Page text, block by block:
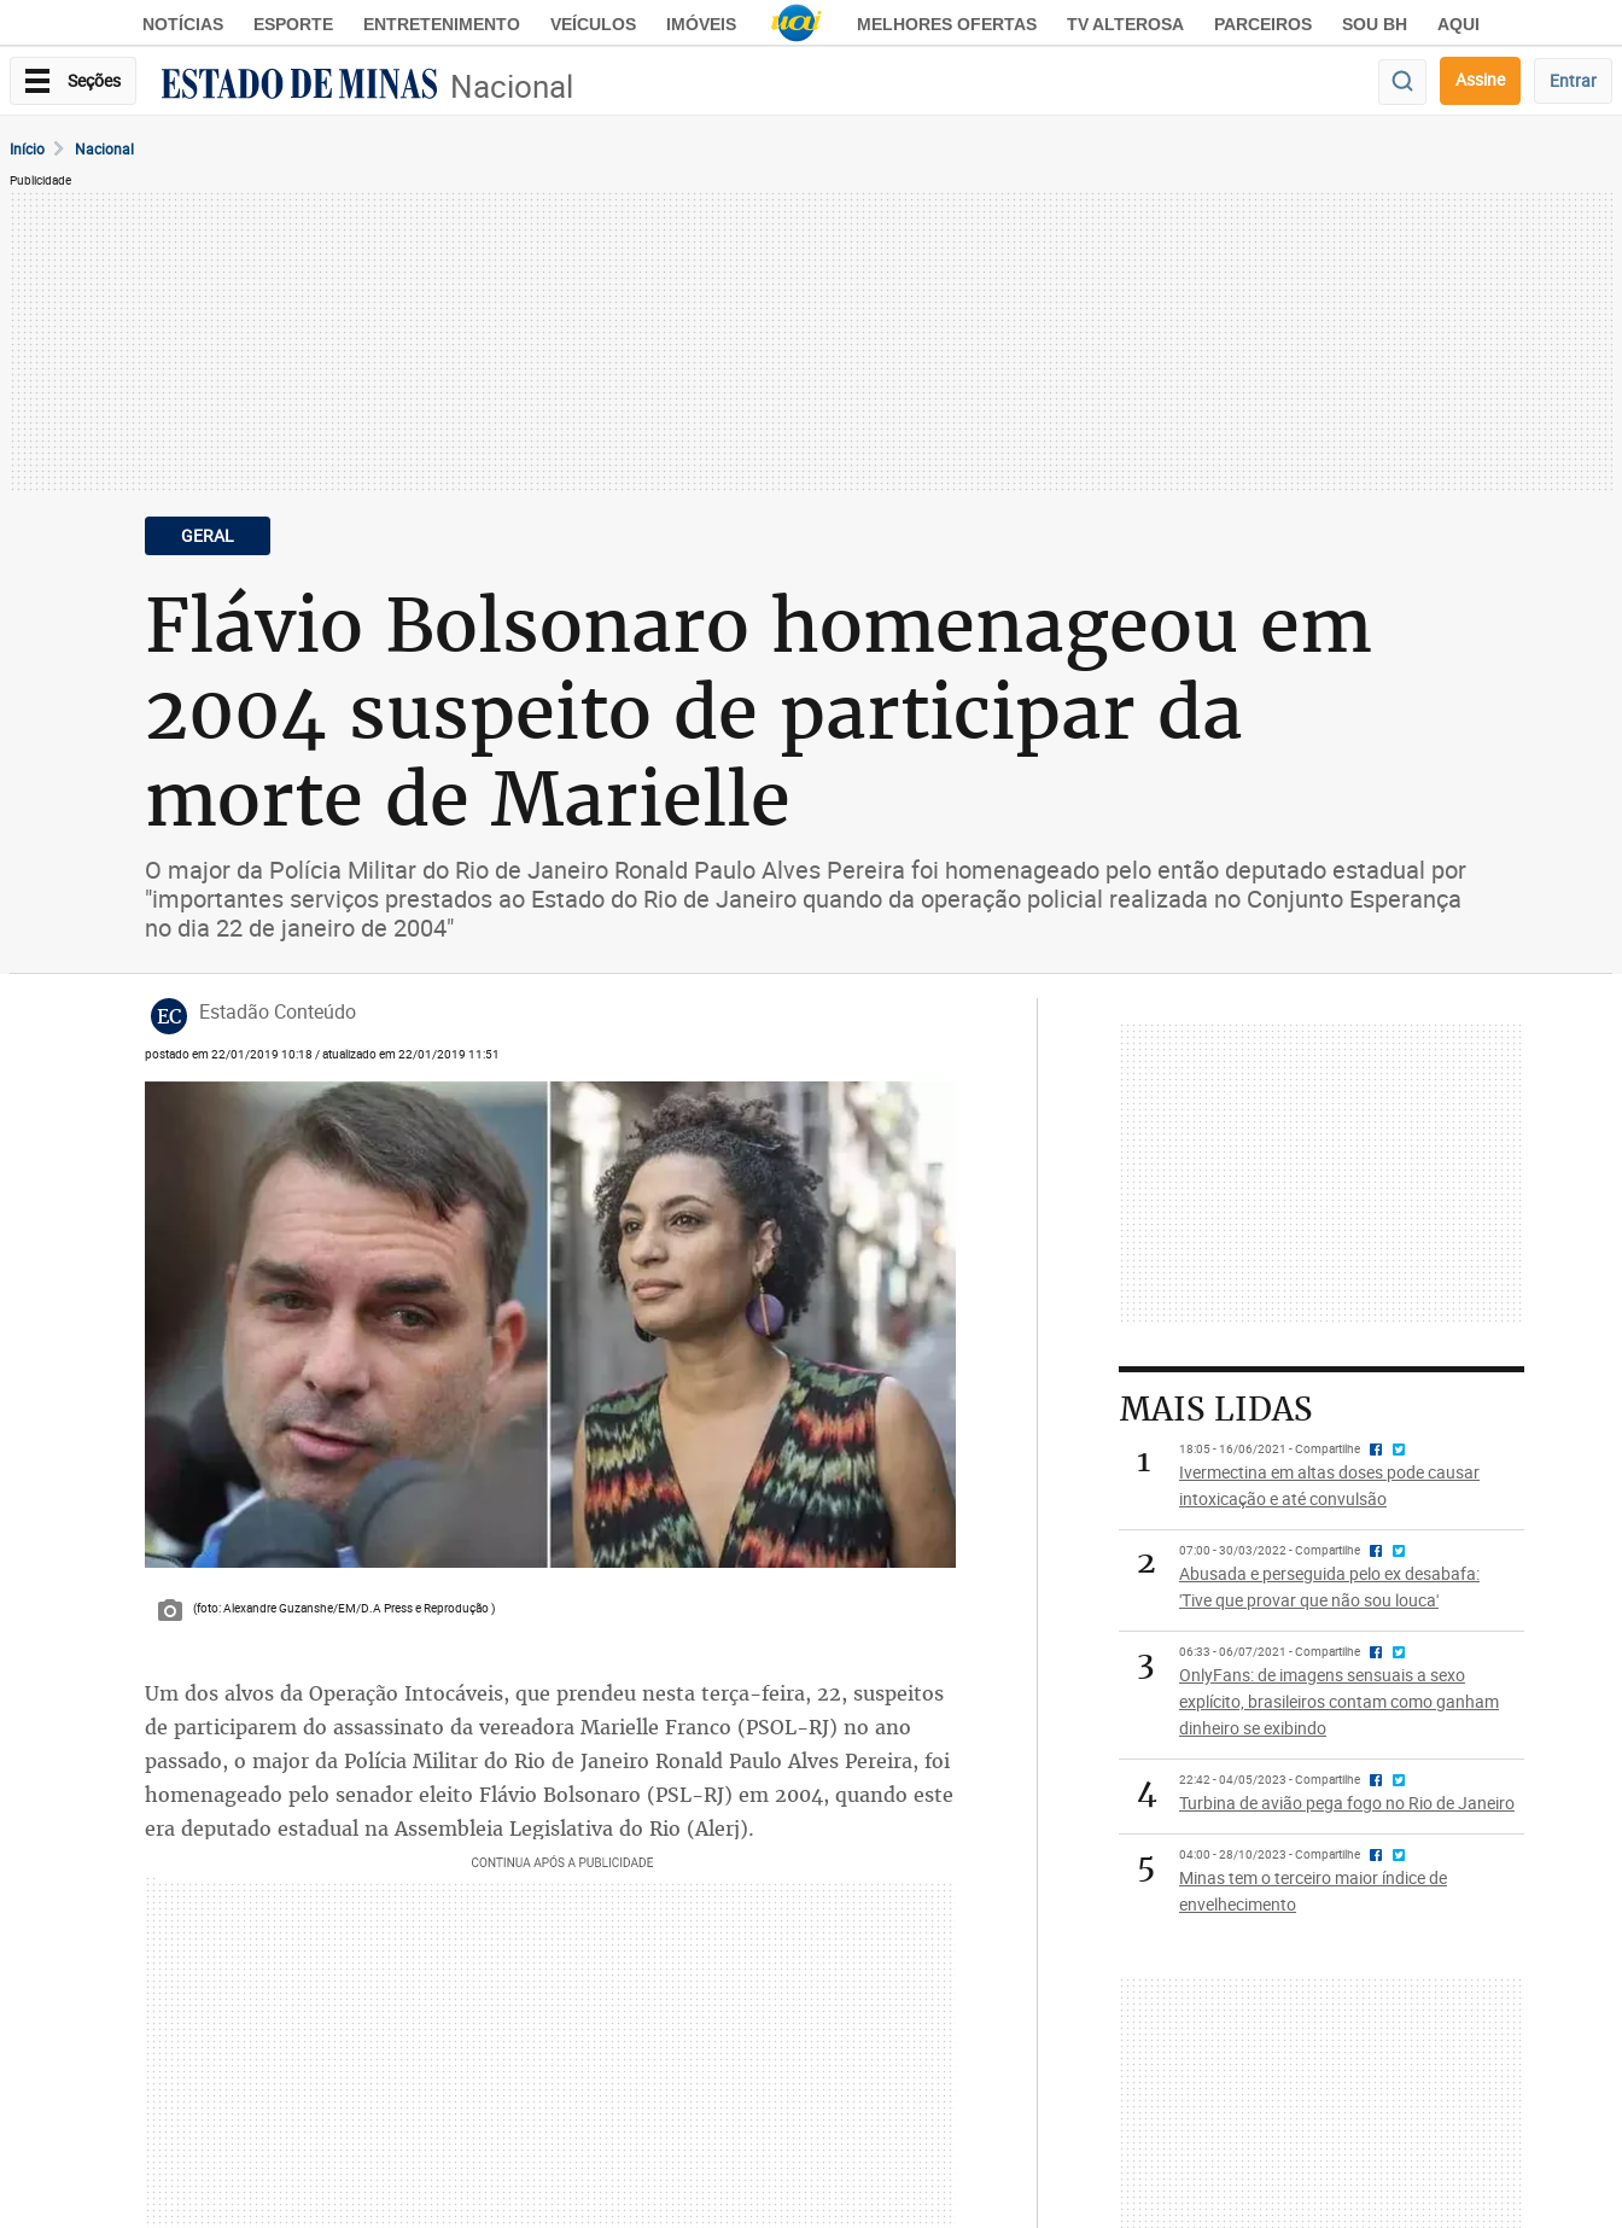
NOTÍCIAS ESPORTE ENTRETENIMENTO VEÍCULOS IMÓVEIS MELHORES OFERTAS TV ALTEROSA PARCEIROS SOU BH AQUI
Seções Nacional Assine Entrar
Início Nacional
Publicidade
GERAL
Flávio Bolsonaro homenageou em
2004 suspeito de participar da
morte de Marielle
O major da Polícia Militar do Rio de Janeiro Ronald Paulo Alves Pereira foi homenageado pelo então deputado estadual por
"importantes serviços prestados ao Estado do Rio de Janeiro quando da operação policial realizada no Conjunto Esperança
no dia 22 de janeiro de 2004"
EC Estadão Conteúdo
postado em 22/01/2019 10:18 / atualizado em 22/01/2019 11:51
(foto: Alexandre Guzanshe/EM/D.A Press e Reprodução )
Um dos alvos da Operação Intocáveis, que prendeu nesta terça-feira, 22, suspeitos
de participarem do assassinato da vereadora Marielle Franco (PSOL-RJ) no ano
passado, o major da Polícia Militar do Rio de Janeiro Ronald Paulo Alves Pereira, foi
homenageado pelo senador eleito Flávio Bolsonaro (PSL-RJ) em 2004, quando este
era deputado estadual na Assembleia Legislativa do Rio (Alerj).
MAIS LIDAS
1
18:05 - 16/06/2021 - Compartilhe
Ivermectina em altas doses pode causar
intoxicação e até convulsão
2 07:00 - 30/03/2022 - Compartilhe
Abusada e perseguida pelo ex desabafa:
'Tive que provar que não sou louca'
3 06:33 - 06/07/2021 - Compartilhe
OnlyFans: de imagens sensuais a sexo
explícito, brasileiros contam como ganham
dinheiro se exibindo
4 22:42 - 04/05/2023 - Compartilhe
Turbina de avião pega fogo no Rio de Janeiro
5 04:00 - 28/10/2023 - Compartilhe
Minas tem o terceiro maior índice de
envelhecimento